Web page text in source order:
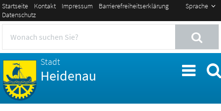
Sprache
Startseite Kontakt Impressum
Barrierefreiheitserklärung
Datenschutz
Stadt
Heidenau